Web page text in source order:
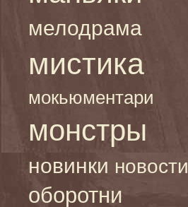
мелодрама
мистика
мокьюментари
монстры
новинки новости
оборотни